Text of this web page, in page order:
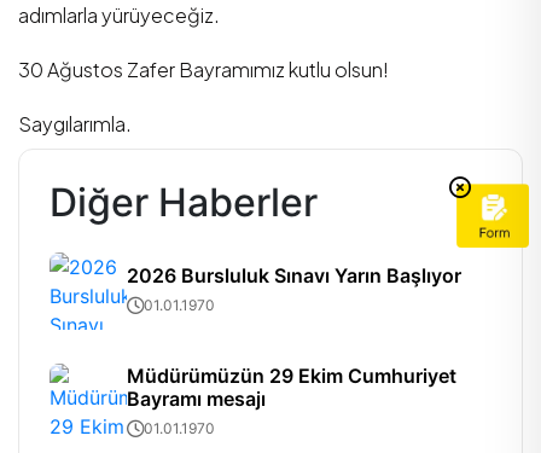
adımlarla yürüyeceğiz.
30 Ağustos Zafer Bayramımız kutlu olsun!
Saygılarımla.
Diğer Haberler
2026 Bursluluk Sınavı Yarın Başlıyor
01.01.1970
Müdürümüzün 29 Ekim Cumhuriyet
Bayramı mesajı
01.01.1970